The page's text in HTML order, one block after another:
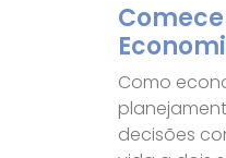
Como
decisões